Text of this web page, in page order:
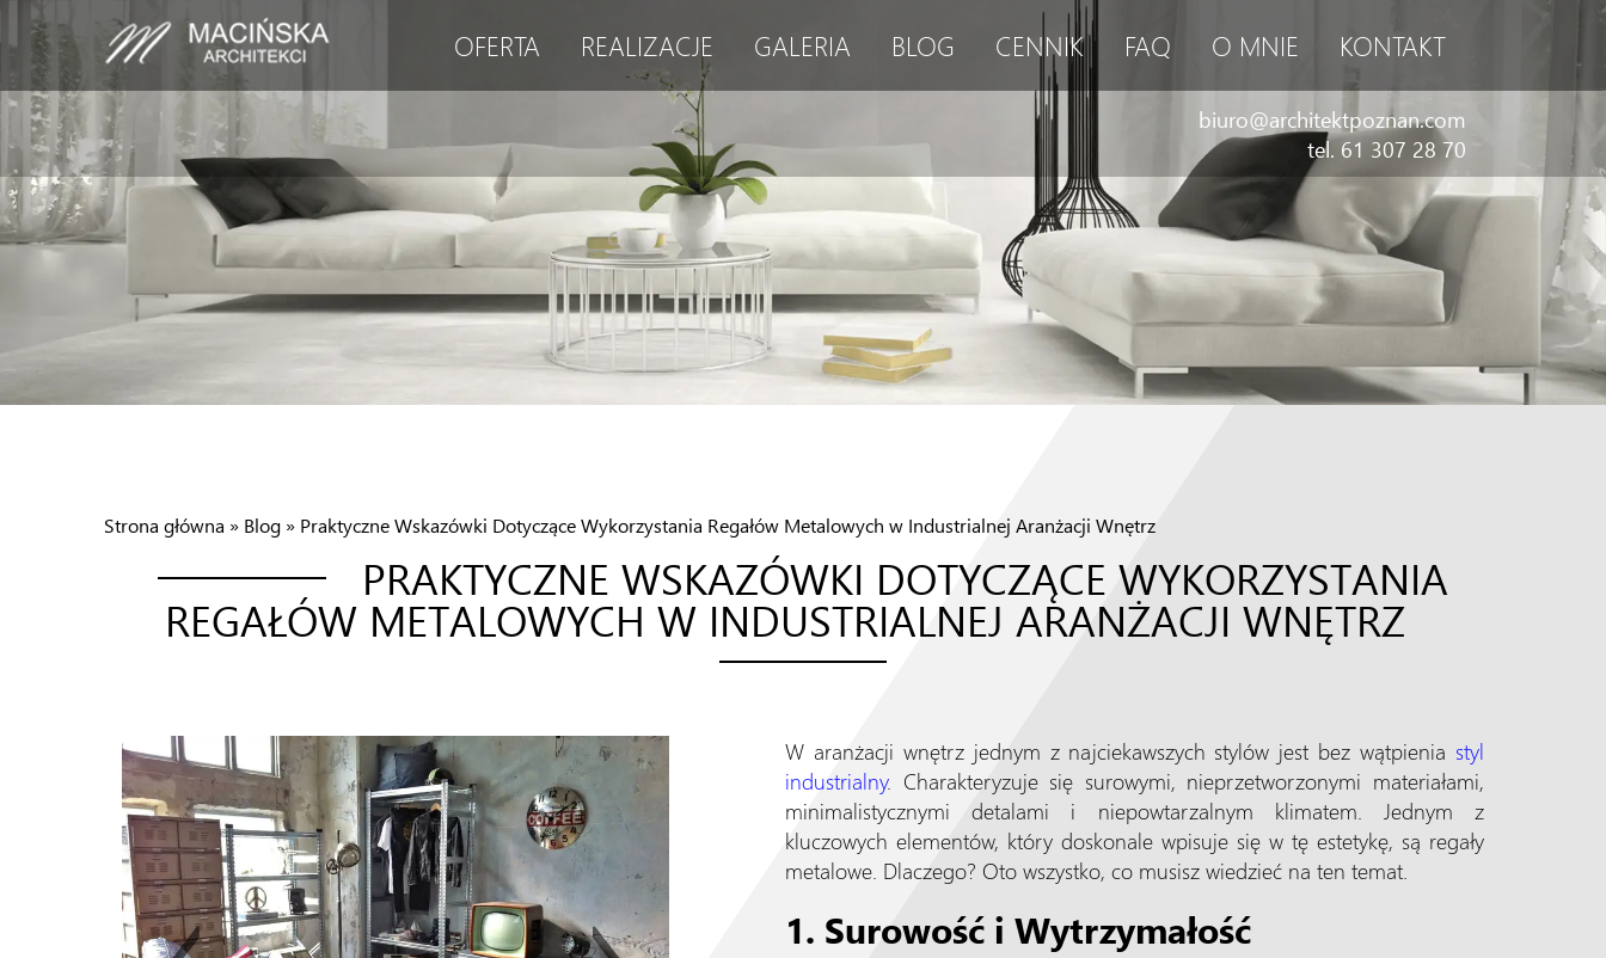
OFERTA REALIZACJE GALERIA BLOG CENNIK FAQ O MNIE KONTAKT
biuro@architektpoznan.com
tel. 61 307 28 70
Strona główna » Blog » Praktyczne Wskazówki Dotyczące Wykorzystania Regałów Metalowych w Industrialnej Aranżacji Wnętrz
PRAKTYCZNE WSKAZÓWKI DOTYCZĄCE WYKORZYSTANIA
REGAŁÓW METALOWYCH W INDUSTRIALNEJ ARANŻACJI WNĘTRZ
W aranżacji wnętrz jednym z najciekawszych stylów jest bez wątpienia styl
industrialny. Charakteryzuje się surowymi, nieprzetworzonymi materiałami,
minimalistycznymi detalami i niepowtarzalnym klimatem. Jednym z
kluczowych elementów, który doskonale wpisuje się w tę estetykę, są regały
metalowe. Dlaczego? Oto wszystko, co musisz wiedzieć na ten temat.
1. Surowość i Wytrzymałość